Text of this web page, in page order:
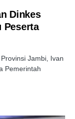
Dinkes
Peserta
Jambi, Ivan
Pemerintah